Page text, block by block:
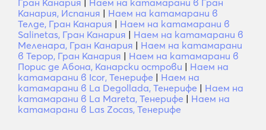
Гран Канария | Наем на катамарани в Гран
Канария, Испания | Наем на катамарани в
Телде, Гран Канария | Наем на катамарани в
Salinetas, Гран Канария | Наем на катамарани в
Меленара, Гран Канария | Наем на катамарани
в Терор, Гран Канария | Наем на катамарани в
Порис де Абона, Канарски острови | Наем на
катамарани в Icor, Тенерифе | Наем на
катамарани в La Degollada, Тенерифе | Наем на
катамарани в La Mareta, Тенерифе | Наем на
катамарани в Las Zocas, Тенерифе